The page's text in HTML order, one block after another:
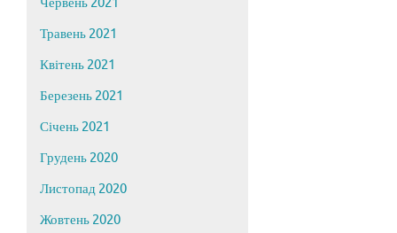
Червень 2021
Травень 2021
Квітень 2021
Березень 2021
Січень 2021
Грудень 2020
Листопад 2020
Жовтень 2020